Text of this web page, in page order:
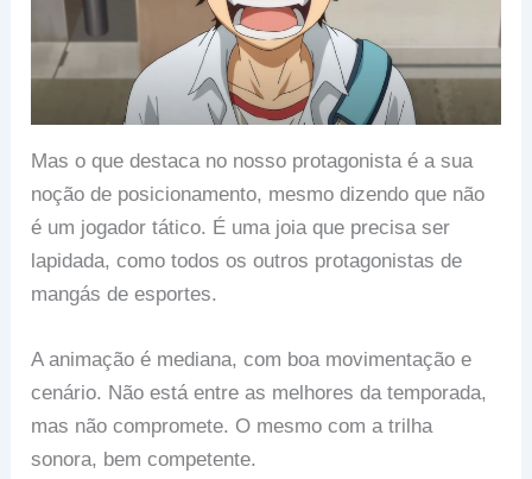
Mas o que destaca no nosso protagonista é a sua
noção de posicionamento, mesmo dizendo que não
é um jogador tático. É uma joia que precisa ser
lapidada, como todos os outros protagonistas de
mangás de esportes.
A animação é mediana, com boa movimentação e
cenário. Não está entre as melhores da temporada,
mas não compromete. O mesmo com a trilha
sonora, bem competente.